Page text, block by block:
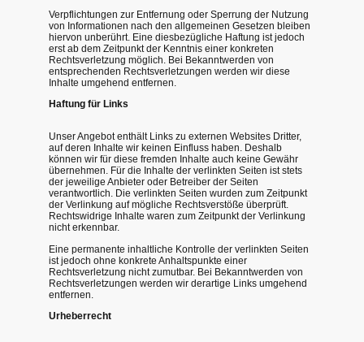
Verpflichtungen zur Entfernung oder Sperrung der Nutzung
von Informationen nach den allgemeinen Gesetzen bleiben
hiervon unberührt. Eine diesbezügliche Haftung ist jedoch
erst ab dem Zeitpunkt der Kenntnis einer konkreten
Rechtsverletzung möglich. Bei Bekanntwerden von
entsprechenden Rechtsverletzungen werden wir diese
Inhalte umgehend entfernen.
Haftung für Links
Unser Angebot enthält Links zu externen Websites Dritter,
auf deren Inhalte wir keinen Einfluss haben. Deshalb
können wir für diese fremden Inhalte auch keine Gewähr
übernehmen. Für die Inhalte der verlinkten Seiten ist stets
der jeweilige Anbieter oder Betreiber der Seiten
verantwortlich. Die verlinkten Seiten wurden zum Zeitpunkt
der Verlinkung auf mögliche Rechtsverstöße überprüft.
Rechtswidrige Inhalte waren zum Zeitpunkt der Verlinkung
nicht erkennbar.
Eine permanente inhaltliche Kontrolle der verlinkten Seiten
ist jedoch ohne konkrete Anhaltspunkte einer
Rechtsverletzung nicht zumutbar. Bei Bekanntwerden von
Rechtsverletzungen werden wir derartige Links umgehend
entfernen.
Urheberrecht